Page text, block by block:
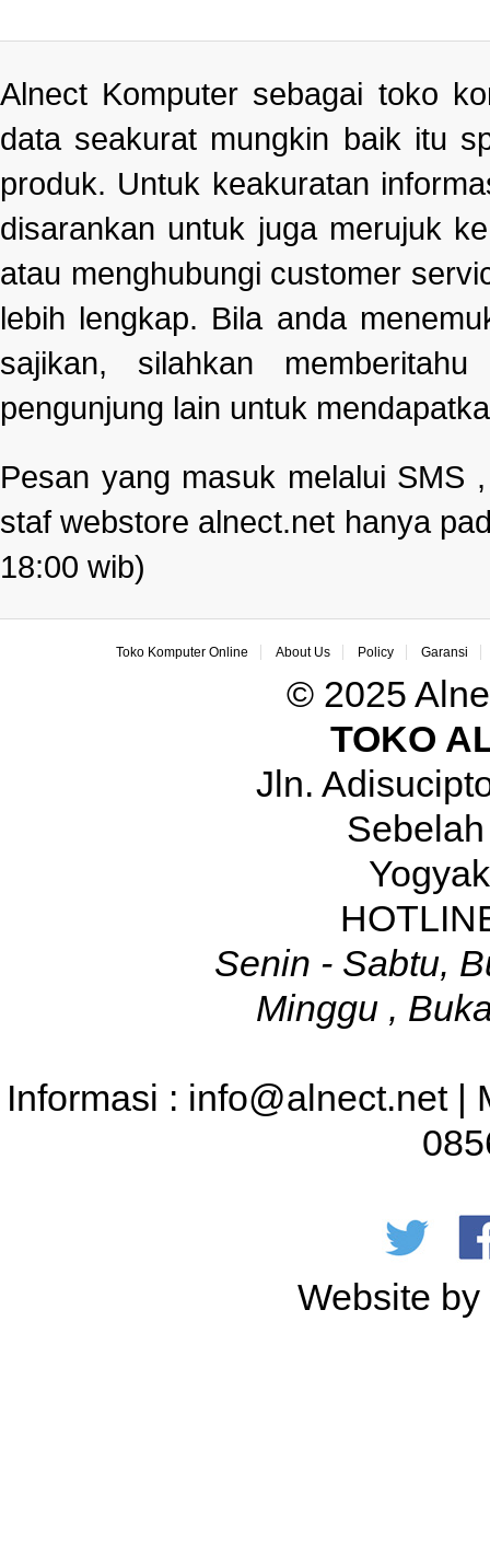
Alnect Komputer sebagai toko
data seakurat mungkin baik itu
produk. Untuk keakuratan
disarankan untuk juga merujuk
atau menghubungi customer
lebih lengkap. Bila anda
sajikan, silahkan
pengunjung lain untuk
Pesan yang masuk melalui SMS
staf webstore alnect.net hanya
18:00 wib)
Toko Komputer Online About Us Policy Garansi
© 2025
TOKO
Jln.
Senin - Sabtu,
Minggu ,
Informasi : info@alnect.net |
Website by